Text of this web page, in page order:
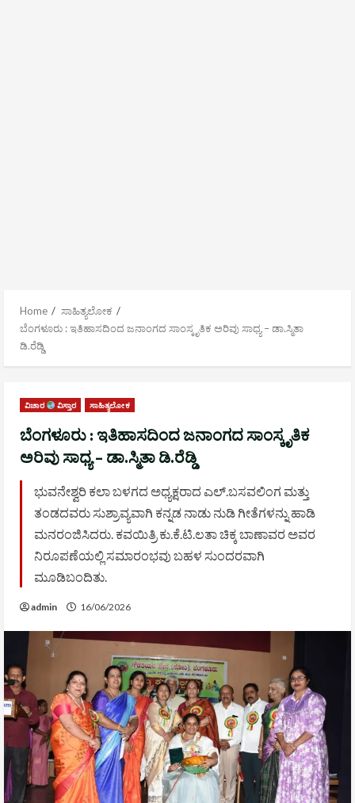
Home
ಸಾಹಿತ್ಯಲೋಕ
ಬೆಂಗಳೂರು : ಇತಿಹಾಸದಿಂದ ಜನಾಂಗದ ಸಾಂಸ್ಕೃತಿಕ ಅರಿವು ಸಾಧ್ಯ – ಡಾ.ಸ್ಮಿತಾ
ಡಿ.ರೆಡ್ಡಿ
ವಿಚಾರ ವಿಸ್ತಾರ ಸಾಹಿತ್ಯಲೋಕ
ಬೆಂಗಳೂರು : ಇತಿಹಾಸದಿಂದ ಜನಾಂಗದ ಸಾಂಸ್ಕೃತಿಕ
ಅರಿವು ಸಾಧ್ಯ – ಡಾ.ಸ್ಮಿತಾ ಡಿ.ರೆಡ್ಡಿ
ಭುವನೇಶ್ವರಿ ಕಲಾ ಬಳಗದ ಅಧ್ಯಕ್ಷರಾದ ಎಲ್.ಬಸವಲಿಂಗ ಮತ್ತು
ತಂಡದವರು ಸುಶ್ರಾವ್ಯವಾಗಿ ಕನ್ನಡ ನಾಡು ನುಡಿ ಗೀತೆಗಳನ್ನು ಹಾಡಿ
ಮನರಂಜಿಸಿದರು. ಕವಯಿತ್ರಿ ಕು.ಕೆ.ಟಿ.ಲತಾ ಚಿಕ್ಕ ಬಾಣಾವರ ಅವರ
ನಿರೂಪಣೆಯಲ್ಲಿ ಸಮಾರಂಭವು ಬಹಳ ಸುಂದರವಾಗಿ
ಮೂಡಿಬಂದಿತು.
admin 16/06/2026